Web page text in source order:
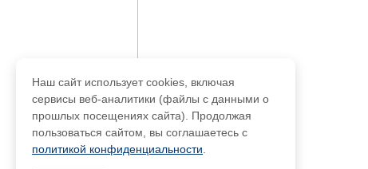
Наш сайт использует cookies, включая
сервисы веб-аналитики (файлы с данными о
прошлых посещениях сайта). Продолжая
пользоваться сайтом, вы соглашаетесь с
политикой конфиденциальности